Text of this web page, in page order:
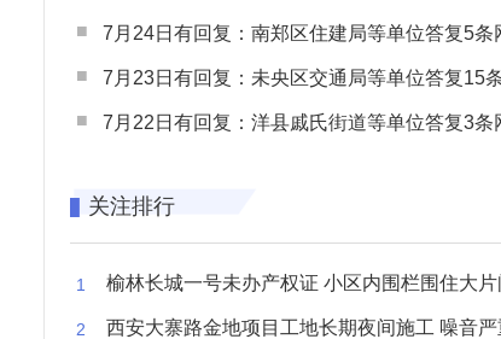
7月24日有回复：南郑区住建局等单位答复5条网民
7月23日有回复：未央区交通局等单位答复15条网民
7月22日有回复：洋县戚氏街道等单位答复3条网民
关注排行
榆林长城一号未办产权证 小区内围栏围住大片闲置
西安大寨路金地项目工地长期夜间施工 噪音严重